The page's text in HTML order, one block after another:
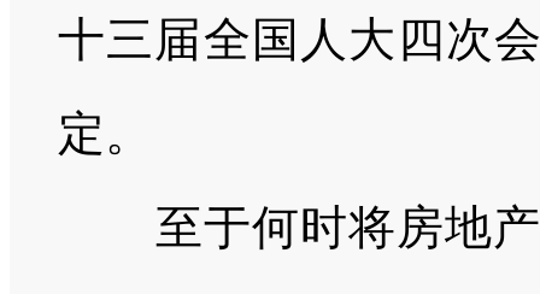
十三届全国人大四次
定。
至于何时将房地